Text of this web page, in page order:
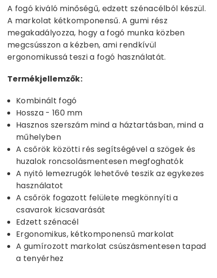
A fogó kiváló minőségű, edzett szénacélból készül.
A markolat kétkomponensű. A gumi rész
megakadályozza, hogy a fogó munka közben
megcsússzon a kézben, ami rendkívül
ergonomikussá teszi a fogó használatát.
Termékjellemzők:
Kombinált fogó
Hossza - 160 mm
Hasznos szerszám mind a háztartásban, mind a
műhelyben
A csőrök közötti rés segítségével a szögek és
huzalok roncsolásmentesen megfoghatók
A nyitó lemezrugók lehetővé teszik az egykezes
használatot
A csőrök fogazott felülete megkönnyíti a
csavarok kicsavarását
Edzett szénacél
Ergonomikus, kétkomponensű markolat
A gumírozott markolat csúszásmentesen tapad
a tenyérhez